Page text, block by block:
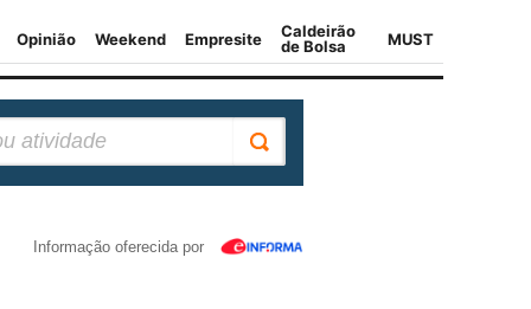
Informação oferecida por